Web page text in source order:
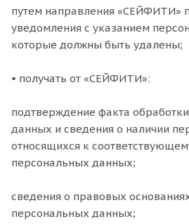
путем направления «СЕЙФИТИ»
уведомления с указанием
которые должны быть удалены;
• получать от «СЕЙФИТИ»:
подтверждение факта
данных и сведения о наличии
относящихся к
персональных данных;
сведения о правовых
персональных данных;